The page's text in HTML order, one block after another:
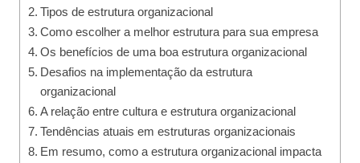
Tipos de estrutura organizacional
Como escolher a melhor estrutura para sua empresa
Os benefícios de uma boa estrutura organizacional
Desafios na implementação da estrutura
organizacional
A relação entre cultura e estrutura organizacional
Tendências atuais em estruturas organizacionais
Em resumo, como a estrutura organizacional impacta